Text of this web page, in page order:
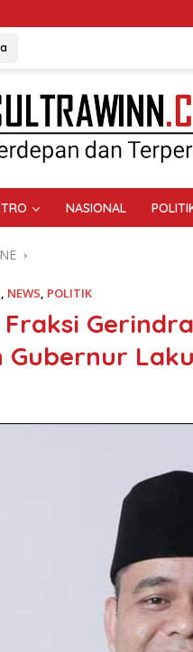
Chips
NASIONAL
, NEWS, POLITIK
Gubernur